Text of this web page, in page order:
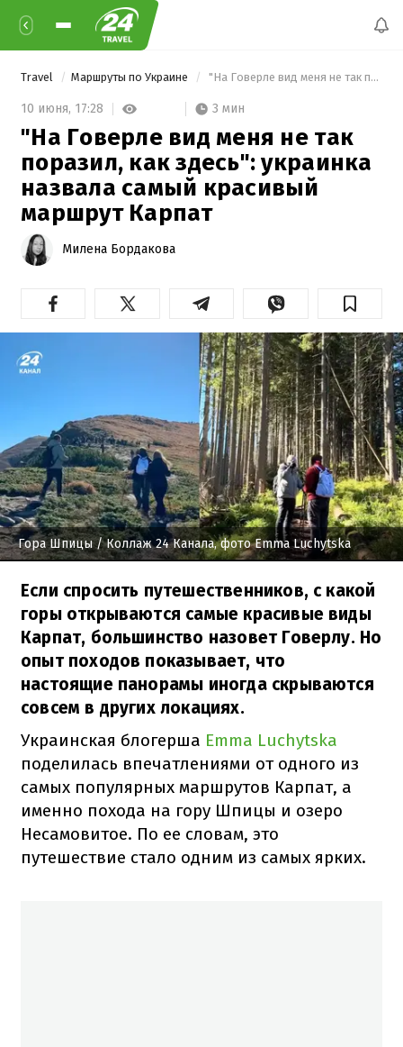
Travel Маршруты по Украине "На Говерле вид меня не так поразил, как здесь": украинка назвала самый красивый маршрут Карпат
10 июня, 17:28 3 мин
"На Говерле вид меня не так
поразил, как здесь": украинка
назвала самый красивый
маршрут Карпат
Милена Бордакова
Гора Шпицы/ Коллаж 24 Канала, фото Emma Luchytska
Если спросить путешественников, с какой
горы открываются самые красивые виды
Карпат, большинство назовет Говерлу. Но
опыт походов показывает, что
настоящие панорамы иногда скрываются
совсем в других локациях.
Украинская блогерша Emma Luchytska
поделилась впечатлениями от одного из
самых популярных маршрутов Карпат, а
именно похода на гору Шпицы и озеро
Несамовитое. По ее словам, это
путешествие стало одним из самых ярких.